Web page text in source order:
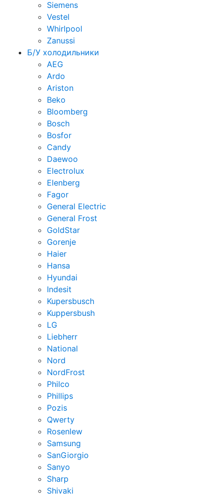
Siemens
Vestel
Whirlpool
Zanussi
Б/У холодильники
AEG
Ardo
Ariston
Beko
Bloomberg
Bosch
Bosfor
Candy
Daewoo
Electrolux
Elenberg
Fagor
General Electric
General Frost
GoldStar
Gorenje
Haier
Hansa
Hyundai
Indesit
Kupersbusch
Kuppersbush
LG
Liebherr
National
Nord
NordFrost
Philco
Phillips
Pozis
Qwerty
Rosenlew
Samsung
SanGiorgio
Sanyo
Sharp
Shivaki